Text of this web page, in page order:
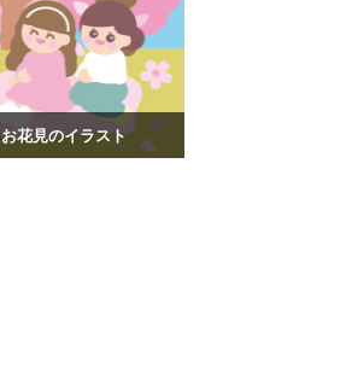
お花見のイラスト